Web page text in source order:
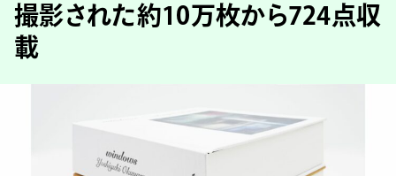
撮影された約10万枚から724点収
載